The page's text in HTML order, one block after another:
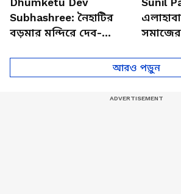
Subhashree: নৈহাটির
বড়মার মন্দিরে দেব-
আরও পড়ুন